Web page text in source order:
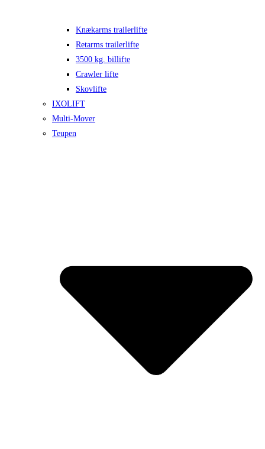
Knækarms trailerlifte
Retarms trailerlifte
3500 kg. billifte
Crawler lifte
Skovlifte
IXOLIFT
Multi-Mover
Teupen